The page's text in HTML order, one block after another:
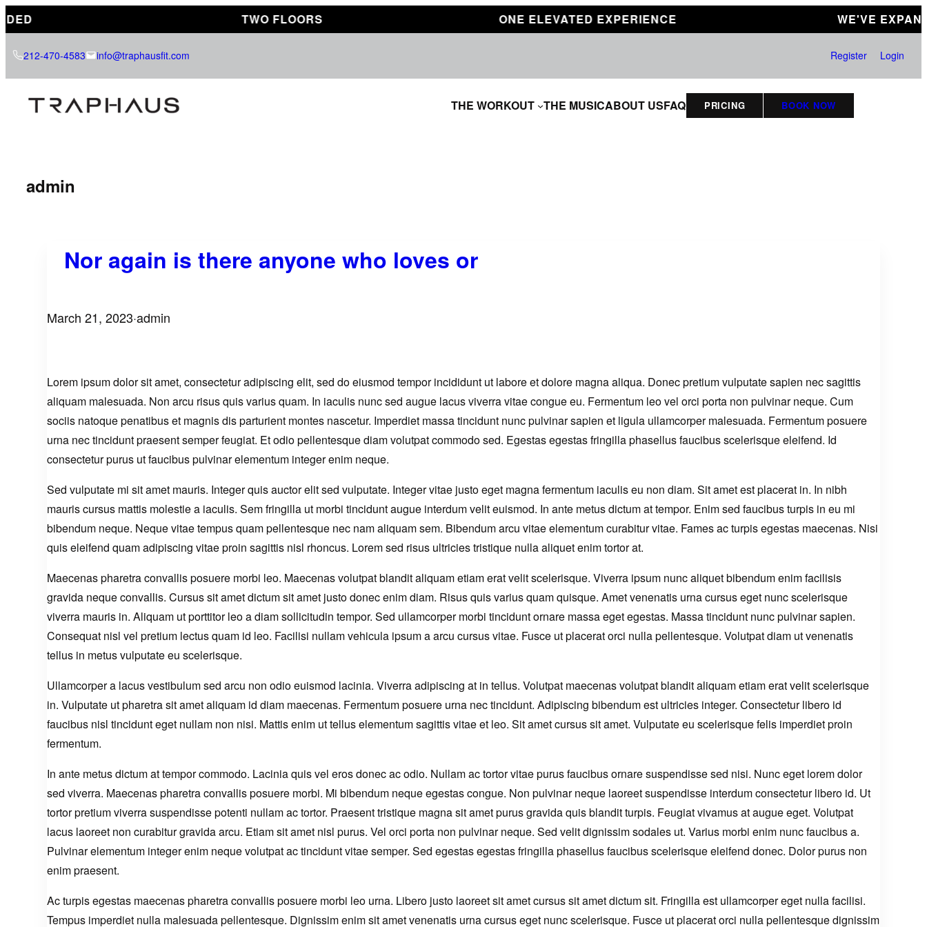
Skip
to
content
TWO FLOORS ONE ELEVATED EXPERIENCE WE'VE EXPANDED
212-470-4583 info@traphausfit.com Register Login
THE WORKOUT THE MUSICABOUT USFAQ PRICING BOOK NOW
admin
Nor again is there anyone who loves or
March 21, 2023·admin
Lorem ipsum dolor sit amet, consectetur adipiscing elit, sed do eiusmod tempor incididunt ut labore et dolore magna aliqua. Donec pretium vulputate sapien nec sagittis
aliquam malesuada. Non arcu risus quis varius quam. In iaculis nunc sed augue lacus viverra vitae congue eu. Fermentum leo vel orci porta non pulvinar neque. Cum
sociis natoque penatibus et magnis dis parturient montes nascetur. Imperdiet massa tincidunt nunc pulvinar sapien et ligula ullamcorper malesuada. Fermentum posuere
urna nec tincidunt praesent semper feugiat. Et odio pellentesque diam volutpat commodo sed. Egestas egestas fringilla phasellus faucibus scelerisque eleifend. Id
consectetur purus ut faucibus pulvinar elementum integer enim neque.
Sed vulputate mi sit amet mauris. Integer quis auctor elit sed vulputate. Integer vitae justo eget magna fermentum iaculis eu non diam. Sit amet est placerat in. In nibh
mauris cursus mattis molestie a iaculis. Sem fringilla ut morbi tincidunt augue interdum velit euismod. In ante metus dictum at tempor. Enim sed faucibus turpis in eu mi
bibendum neque. Neque vitae tempus quam pellentesque nec nam aliquam sem. Bibendum arcu vitae elementum curabitur vitae. Fames ac turpis egestas maecenas. Nisi
quis eleifend quam adipiscing vitae proin sagittis nisl rhoncus. Lorem sed risus ultricies tristique nulla aliquet enim tortor at.
Maecenas pharetra convallis posuere morbi leo. Maecenas volutpat blandit aliquam etiam erat velit scelerisque. Viverra ipsum nunc aliquet bibendum enim facilisis
gravida neque convallis. Cursus sit amet dictum sit amet justo donec enim diam. Risus quis varius quam quisque. Amet venenatis urna cursus eget nunc scelerisque
viverra mauris in. Aliquam ut porttitor leo a diam sollicitudin tempor. Sed ullamcorper morbi tincidunt ornare massa eget egestas. Massa tincidunt nunc pulvinar sapien.
Consequat nisl vel pretium lectus quam id leo. Facilisi nullam vehicula ipsum a arcu cursus vitae. Fusce ut placerat orci nulla pellentesque. Volutpat diam ut venenatis
tellus in metus vulputate eu scelerisque.
Ullamcorper a lacus vestibulum sed arcu non odio euismod lacinia. Viverra adipiscing at in tellus. Volutpat maecenas volutpat blandit aliquam etiam erat velit scelerisque
in. Vulputate ut pharetra sit amet aliquam id diam maecenas. Fermentum posuere urna nec tincidunt. Adipiscing bibendum est ultricies integer. Consectetur libero id
faucibus nisl tincidunt eget nullam non nisi. Mattis enim ut tellus elementum sagittis vitae et leo. Sit amet cursus sit amet. Vulputate eu scelerisque felis imperdiet proin
fermentum.
In ante metus dictum at tempor commodo. Lacinia quis vel eros donec ac odio. Nullam ac tortor vitae purus faucibus ornare suspendisse sed nisi. Nunc eget lorem dolor
sed viverra. Maecenas pharetra convallis posuere morbi. Mi bibendum neque egestas congue. Non pulvinar neque laoreet suspendisse interdum consectetur libero id. Ut
tortor pretium viverra suspendisse potenti nullam ac tortor. Praesent tristique magna sit amet purus gravida quis blandit turpis. Feugiat vivamus at augue eget. Volutpat
lacus laoreet non curabitur gravida arcu. Etiam sit amet nisl purus. Vel orci porta non pulvinar neque. Sed velit dignissim sodales ut. Varius morbi enim nunc faucibus a.
Pulvinar elementum integer enim neque volutpat ac tincidunt vitae semper. Sed egestas egestas fringilla phasellus faucibus scelerisque eleifend donec. Dolor purus non
enim praesent.
Ac turpis egestas maecenas pharetra convallis posuere morbi leo urna. Libero justo laoreet sit amet cursus sit amet dictum sit. Fringilla est ullamcorper eget nulla facilisi.
Tempus imperdiet nulla malesuada pellentesque. Dignissim enim sit amet venenatis urna cursus eget nunc scelerisque. Fusce ut placerat orci nulla pellentesque dignissim